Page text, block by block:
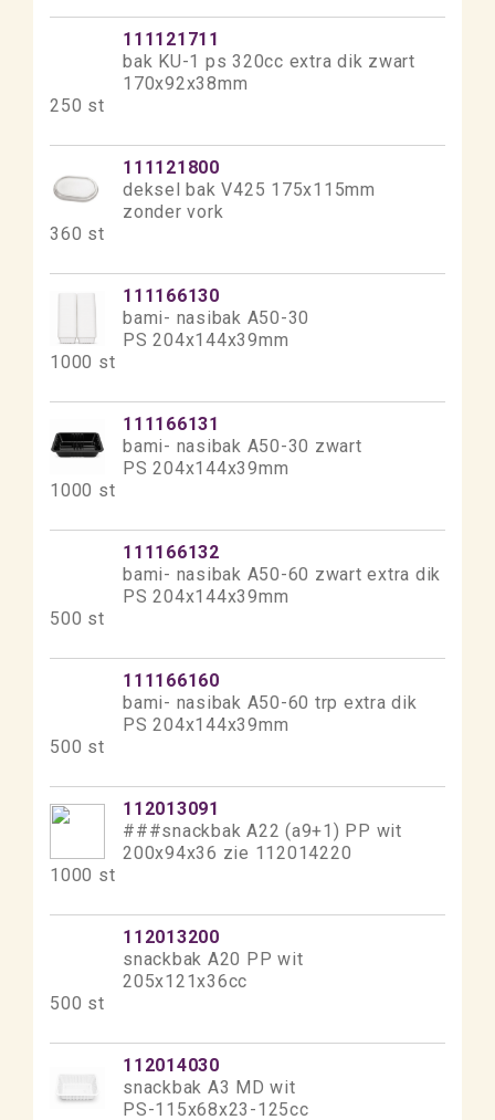
111121711
bak KU-1 ps 320cc extra dik zwart
170x92x38mm
250 st
111121800
deksel bak V425 175x115mm
zonder vork
360 st
111166130
bami- nasibak A50-30
PS 204x144x39mm
1000 st
111166131
bami- nasibak A50-30 zwart
PS 204x144x39mm
1000 st
111166132
bami- nasibak A50-60 zwart extra dik
PS 204x144x39mm
500 st
111166160
bami- nasibak A50-60 trp extra dik
PS 204x144x39mm
500 st
112013091
###snackbak A22 (a9+1) PP wit
200x94x36 zie 112014220
1000 st
112013200
snackbak A20 PP wit
205x121x36cc
500 st
112014030
snackbak A3 MD wit
PS-115x68x23-125cc